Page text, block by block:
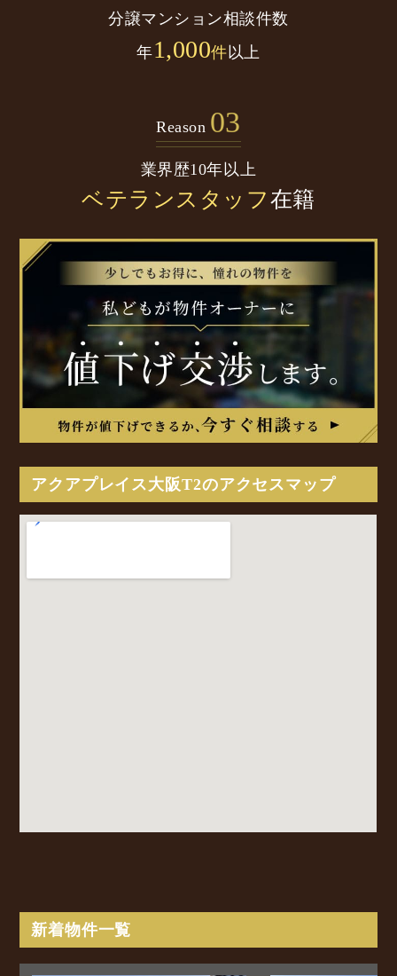
分譲マンション相談件数
年1,000件以上
Reason 03
業界歴10年以上
ベテランスタッフ在籍
アクアプレイス大阪T2のアクセスマップ
新着物件一覧